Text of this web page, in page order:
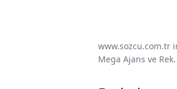
www.sozcu.com.tr
Mega Ajans ve